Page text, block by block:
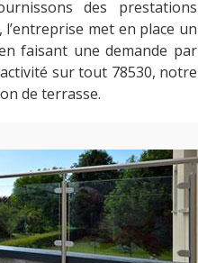
des prestations
met en place un
faisant une demande par
sur tout 78530, notre
de terrasse.